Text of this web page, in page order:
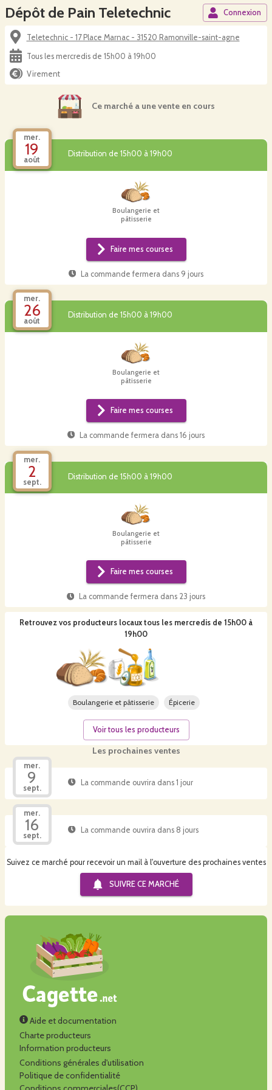
Dépôt de Pain Teletechnic Connexion
Teletechnic - 17 Place Marnac - 31520 Ramonville-saint-agne
Tous les mercredis de 15h00 à 19h00
Virement
Ce marché a une vente en cours
mer.
19
août
Distribution de 15h00 à 19h00
Boulangerie et
pâtisserie
Faire mes courses
La commande fermera dans 9 jours
mer.
26
août
Distribution de 15h00 à 19h00
Boulangerie et
pâtisserie
Faire mes courses
La commande fermera dans16 jours
mer.
2
sept.
Distribution de 15h00 à 19h00
Boulangerie et
pâtisserie
Faire mes courses
La commande fermera dans 23 jours
Les prochaines ventes
mer.
9
sept.
La commande ouvrira dans 1 jour
mer.
16
sept.
La commande ouvrira dans 8 jours
Suivez ce marché pour recevoir un mail à l'ouverture des prochaines ventes
SUIVRE CE MARCHÉ
Retrouvez vos producteurs locaux tous les mercredis de 15h00 à
19h00
Boulangerie et pâtisserie Épicerie
Voir tous les producteurs
Aide et documentation
Charte producteurs
Information producteurs
Conditions générales d'utilisation
Politique de confidentialité